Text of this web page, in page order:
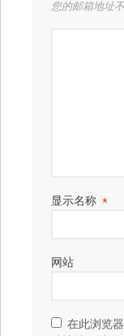
您的邮箱地址
显示名称 *
网站
在此浏览